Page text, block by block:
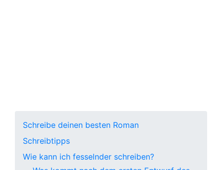
Schreibe deinen besten Roman
Schreibtipps
Wie kann ich fesselnder schreiben?